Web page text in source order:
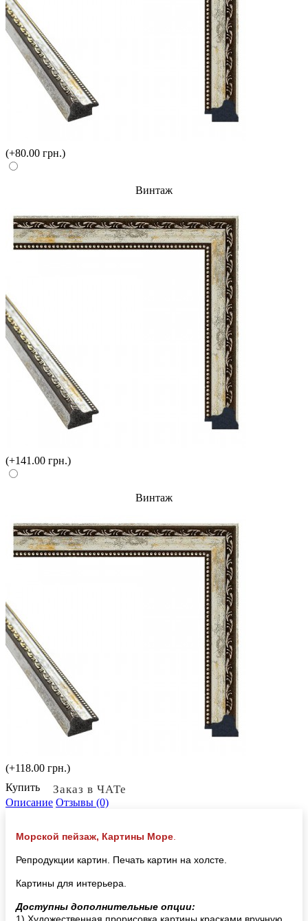
(+80.00 грн.)
Винтаж
(+141.00 грн.)
Винтаж
(+118.00 грн.)
Купить
Заказ в ЧАТе
Описание Отзывы (0)
Морской пейзаж, Картины Море
Репродукции картин. Печать картин на холсте.
Картины для интерьера.
Доступны дополнительные опции: